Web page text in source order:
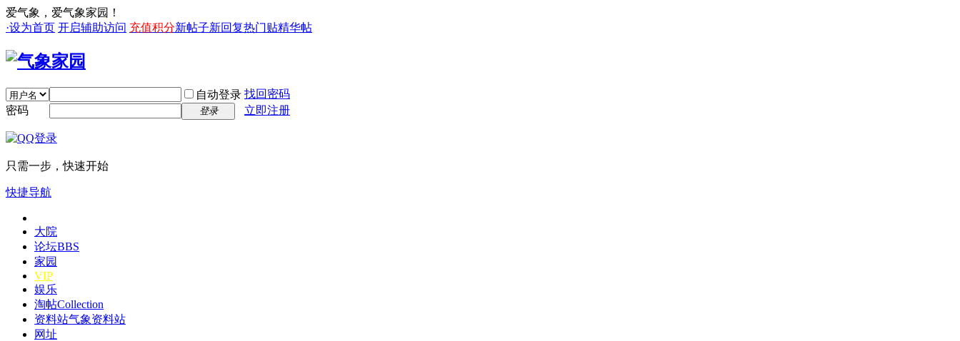
爱气象，爱气象家园！
·设为首页 开启辅助访问 充值积分新帖子新回复热门贴精华帖
自动登录 找回密码
密码
登录 立即注册
只需一步，快速开始
快捷导航
大院
论坛BBS
家园
VIP
娱乐
淘帖Collection
资料站气象资料站
网址